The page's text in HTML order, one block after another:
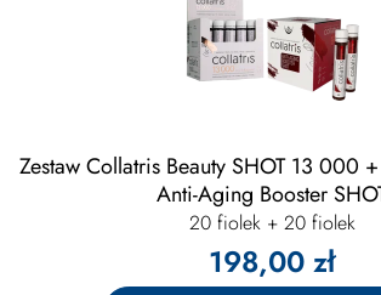
Zestaw Collatris Beauty SHOT 13 000
Anti-Aging Booster
20 fiolek + 20 fiolek
198,00 zł